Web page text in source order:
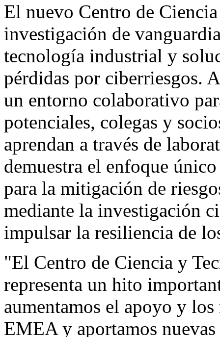
El nuevo Centro de
investigación de
tecnología industrial y
pérdidas por ciberriesgos.
un entorno colaborativo
potenciales, colegas y
aprendan a través de
demuestra el enfoque
para la mitigación de
mediante la investigación
impulsar la resiliencia de
"El Centro de Ciencia y
representa un hito
aumentamos el apoyo y
EMEA y aportamos